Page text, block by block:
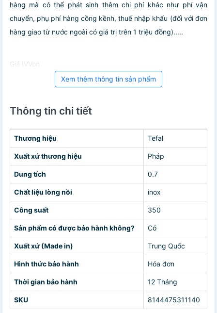
hàng mà có thể phát sinh thêm chi phí khác như phí vận
chuyển, phụ phí hàng cồng kềnh, thuế nhập khẩu (đối với đơn
hàng giao từ nước ngoài có giá trị trên 1 triệu đồng).....
Giá IVVon
Xem thêm thông tin sản phẩm
Thông tin chi tiết
Thương hiệu Tefal
Xuất xứ thương hiệu Pháp
Dung tích 0.7
Chất liệu lòng nồi inox
Công suất 350
Sản phẩm có được bảo hành không? Có
Xuất xứ (Made in) Trung Quốc
Hình thức bảo hành Hóa đơn
Thời gian bảo hành 12 Tháng
SKU 8144475311140